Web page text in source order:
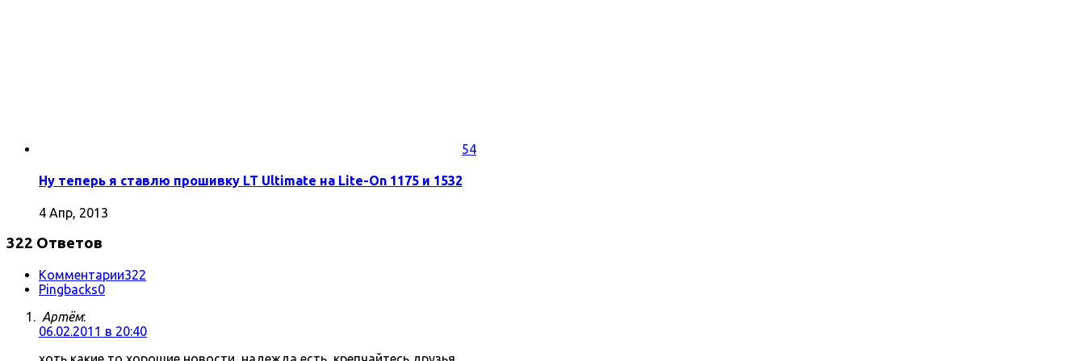
54
Ну теперь я ставлю прошивку LT Ultimate на Lite-On 1175 и 1532
4 Апр, 2013
322 Ответов
Комментарии322
Pingbacks0
Артём:
06.02.2011 в 20:40